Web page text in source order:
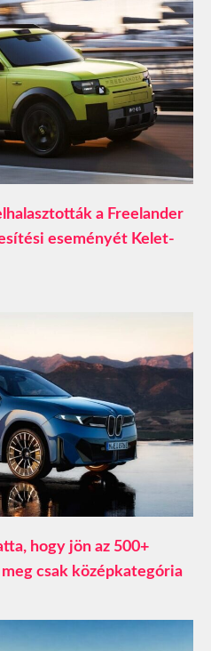
a Freelander
eseményét Kelet-
hogy jön az 500+
csak középkategória